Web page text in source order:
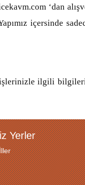
‘dan
içersinde
ilgili
Yerler